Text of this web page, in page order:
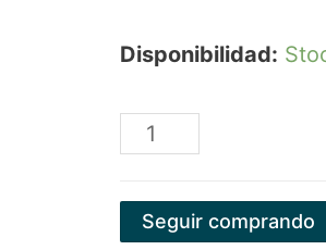
Disponibilidad:
SOPORTE
PARA
Seguir comprando